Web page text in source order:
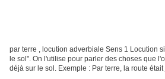
par terre , locution adverbiale Sens 1 Locution
le sol". On l'utilise pour parler des choses que
déjà sur le sol. Exemple : Par terre, la route